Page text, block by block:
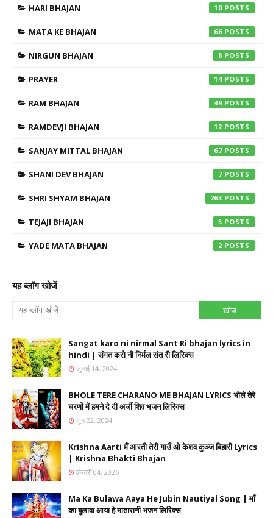
HARI BHAJAN 10
MATA KE BHAJAN 66
NIRGUN BHAJAN 8
PRAYER 14
RAM BHAJAN 49
RAMDEVJI BHAJAN 12
SANJAY MITTAL BHAJAN 67
SHANI DEV BHAJAN 7
SHRI SHYAM BHAJAN 263
TEJAJI BHAJAN 5
YADE MATA BHAJAN 2
यह ब्लॉग खोजें
Sangat karo ni nirmal Sant Ri bhajan lyrics in
hindi | संगत करो नी निर्मल संत री लिरिक्स
जुलाई 14, 2024
BHOLE TERE CHARANO ME BHAJAN LYRICS भोले तेरे
चरणों में हमने दे दी अर्जी शिव भजन लिरिक्स
जून 22, 2024
Krishna Aarti मैं आरती तेरी गाउँ ओ केशव कुञ्ज बिहारी Lyrics
| Krishna Bhakti Bhajan
फ़रवरी 04, 2026
Ma Ka Bulawa Aaya He Jubin Nautiyal Song | माँ
का बुलावा आया हे मातारानी भजन लिरिक्स